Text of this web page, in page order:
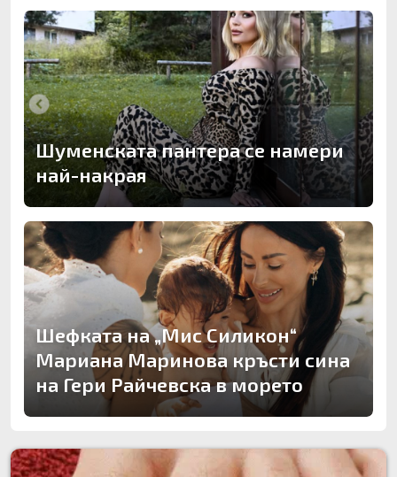
Шуменската пантера се намери
най-накрая
Шефката на „Мис Силикон“
Мариана Маринова кръсти сина
на Гери Райчевска в морето